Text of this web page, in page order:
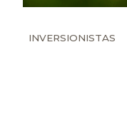
INVERSIONISTAS